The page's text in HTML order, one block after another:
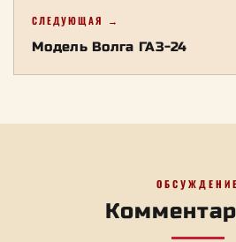
СЛЕДУЮЩАЯ →
Модель Волга ГАЗ-24
ОБСУЖДЕНИЕ